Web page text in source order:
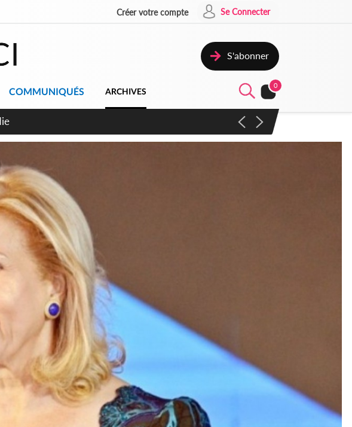
Créer votre compte Se Connecter
S'abonner
COMMUNIQUÉS ARCHIVES
0
en vaste campagne contre les produits